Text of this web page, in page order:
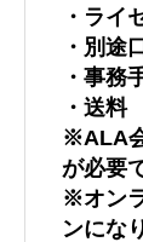
・ライ
・別途
・事務
・送料
※ALA
が必要
※オン
ンにな